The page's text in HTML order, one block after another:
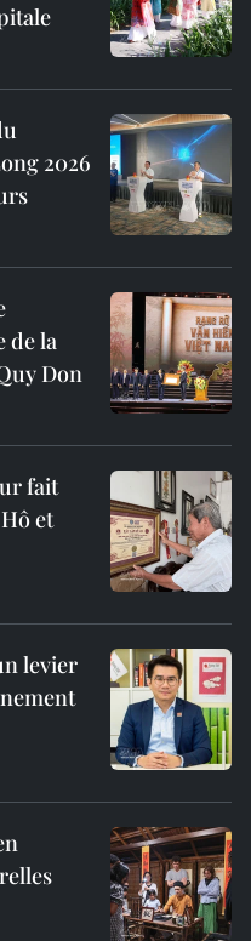
2026
de la
Don
fait
et
levier